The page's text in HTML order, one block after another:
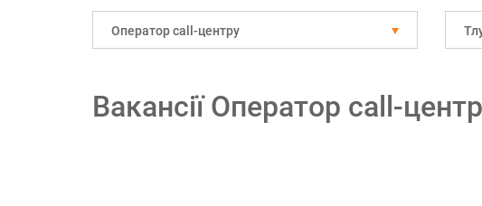
Оператор call-центру
Вакансії Оператор call-